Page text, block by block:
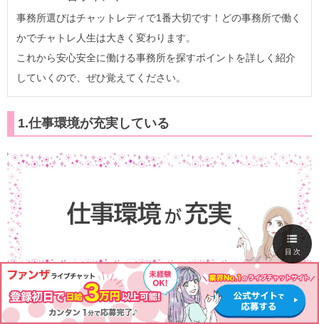
事務所選びはチャットレディで1番大切です！どの事務所で働く
かでチャトレ人生は大きく変わります。
これから安心安全に働ける事務所を探すポイントを詳しく紹介
していくので、ぜひ覚えてください。
1.仕事環境が充実している
福島のチャトレ事務所は、仕事環境が充実している店舗を
目次